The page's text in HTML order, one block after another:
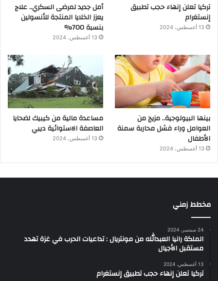
تركيا تعلن إنهاء حجب تطبيق
إنستغرام
13 أغسطس، 2024
أمل جديد لمرضى السكري.. علاج
يعزز الخلايا المنتجة للأنسولين
بنسبة 700%
13 أغسطس، 2024
بينها البيولوجية.. مزيج من
العوامل وراء فشل محاربة سمنة
الأطفال
13 أغسطس، 2024
مساعدة مالية من كيبيك لضحايا
العاصفة الاستوائية ديبي
13 أغسطس، 2024
مخطط زمني
24 سبتمبر، 2024
الملكة رانيا العبدالله من مونتريال : تداعيات الحرب في غزة تهدد
مستقبل الأجيال
13 أغسطس، 2024
تركيا تعلن إنهاء حجب تطبيق إنستغرام